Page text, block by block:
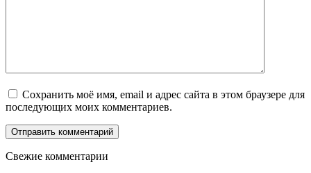
Сохранить моё имя, email и адрес сайта в этом браузере для
последующих моих комментариев.
Свежие комментарии